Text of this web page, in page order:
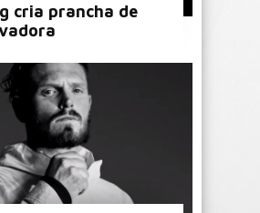
cria prancha de